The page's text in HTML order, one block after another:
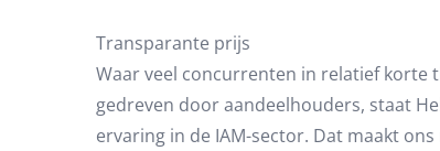
Transparante prijs
Waar veel concurrenten in relatief korte
gedreven door aandeelhouders, staat
ervaring in de IAM-sector. Dat maakt